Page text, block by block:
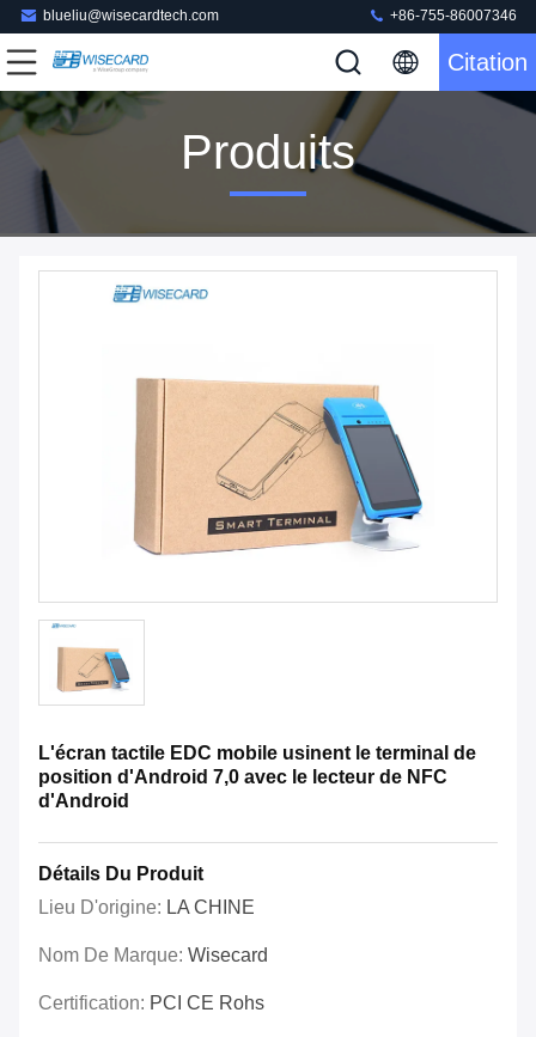
blueliu@wisecardtech.com +86-755-86007346
Citation
Produits
L'écran tactile EDC mobile usinent le terminal de
position d'Android 7,0 avec le lecteur de NFC
d'Android
Détails Du Produit
Lieu D'origine: LA CHINE
Nom De Marque: Wisecard
Certification: PCI CE Rohs